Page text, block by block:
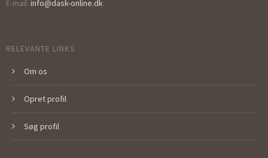
E-mail: info@dask-online.dk
RELEVANTE LINKS
Om os
Opret profil
Søg profil